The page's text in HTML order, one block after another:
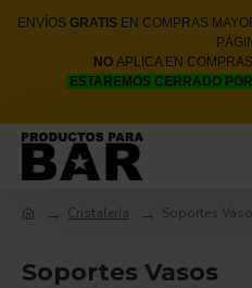
ENVÍOS GRATISEN COMPRAS
NO APLICA EN
ESTAREMOS CERRADO
Cristalería Soportes
Soportes Vasos